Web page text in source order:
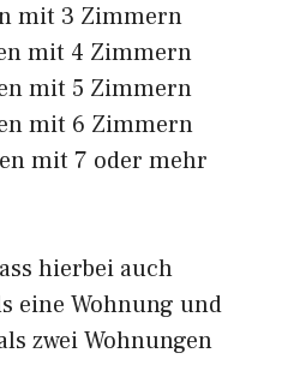
mit 3 Zimmern
mit 4 Zimmern
mit 5 Zimmern
mit 6 Zimmern
mit 7 oder mehr
hierbei auch
eine Wohnung und
zwei Wohnungen